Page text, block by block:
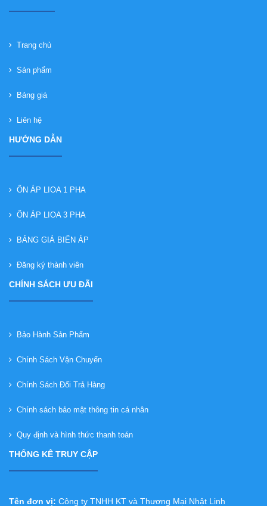
Trang chủ
Sản phẩm
Bảng giá
Liên hệ
HƯỚNG DẪN
ỔN ÁP LIOA 1 PHA
ỔN ÁP LIOA 3 PHA
BẢNG GIÁ BIẾN ÁP
Đăng ký thành viên
CHÍNH SÁCH ƯU ĐÃI
Bảo Hành Sản Phẩm
Chính Sách Vận Chuyển
Chính Sách Đổi Trả Hàng
Chính sách bảo mật thông tin cá nhân
Quy định và hình thức thanh toán
THỐNG KÊ TRUY CẬP
Tên đơn vị: Công ty TNHH KT và Thương Mại Nhật Linh